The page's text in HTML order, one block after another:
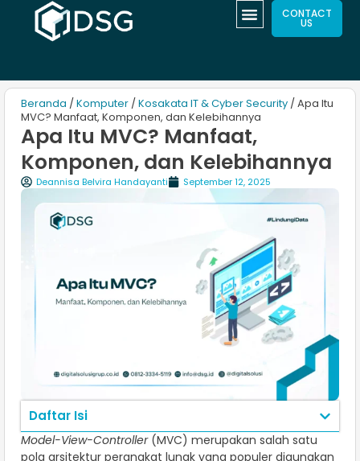
CONTACT
US
Beranda / Komputer / Kosakata IT & Cyber Security / Apa Itu
MVC? Manfaat, Komponen, dan Kelebihannya
Apa Itu MVC? Manfaat,
Komponen, dan Kelebihannya
Deannisa Belvira Handayanti September 12, 2025
Daftar Isi
Model-View-Controller(MVC) merupakan salah satu
pola arsitektur perangkat lunak yang populer digunakan